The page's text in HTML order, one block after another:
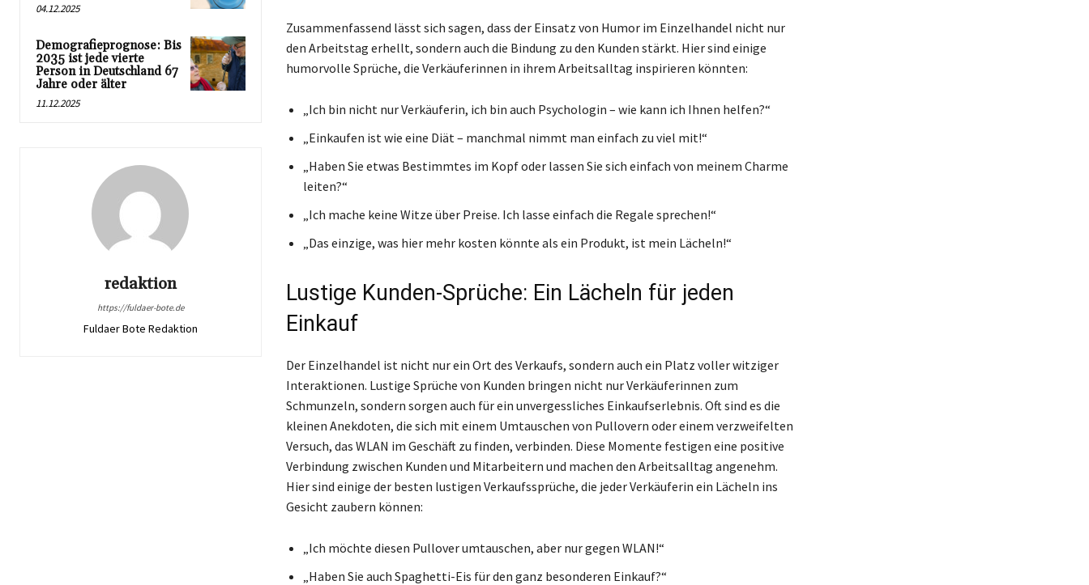
04.12.2025
Demografieprognose: Bis
2035 ist jede vierte
Person in Deutschland 67
Jahre oder älter
11.12.2025
redaktion
https://fuldaer-bote.de
Fuldaer Bote Redaktion
Zusammenfassend lässt sich sagen, dass der Einsatz von Humor im Einzelhandel nicht nur
den Arbeitstag erhellt, sondern auch die Bindung zu den Kunden stärkt. Hier sind einige
humorvolle Sprüche, die Verkäuferinnen in ihrem Arbeitsalltag inspirieren könnten:
„Ich bin nicht nur Verkäuferin, ich bin auch Psychologin – wie kann ich Ihnen helfen?“
„Einkaufen ist wie eine Diät – manchmal nimmt man einfach zu viel mit!“
„Haben Sie etwas Bestimmtes im Kopf oder lassen Sie sich einfach von meinem Charme
leiten?“
„Ich mache keine Witze über Preise. Ich lasse einfach die Regale sprechen!“
„Das einzige, was hier mehr kosten könnte als ein Produkt, ist mein Lächeln!“
Lustige Kunden-Sprüche: Ein Lächeln für jeden
Einkauf
Der Einzelhandel ist nicht nur ein Ort des Verkaufs, sondern auch ein Platz voller witziger
Interaktionen. Lustige Sprüche von Kunden bringen nicht nur Verkäuferinnen zum
Schmunzeln, sondern sorgen auch für ein unvergessliches Einkaufserlebnis. Oft sind es die
kleinen Anekdoten, die sich mit einem Umtauschen von Pullovern oder einem verzweifelten
Versuch, das WLAN im Geschäft zu finden, verbinden. Diese Momente festigen eine positive
Verbindung zwischen Kunden und Mitarbeitern und machen den Arbeitsalltag angenehm.
Hier sind einige der besten lustigen Verkaufssprüche, die jeder Verkäuferin ein Lächeln ins
Gesicht zaubern können:
„Ich möchte diesen Pullover umtauschen, aber nur gegen WLAN!“
„Haben Sie auch Spaghetti-Eis für den ganz besonderen Einkauf?“